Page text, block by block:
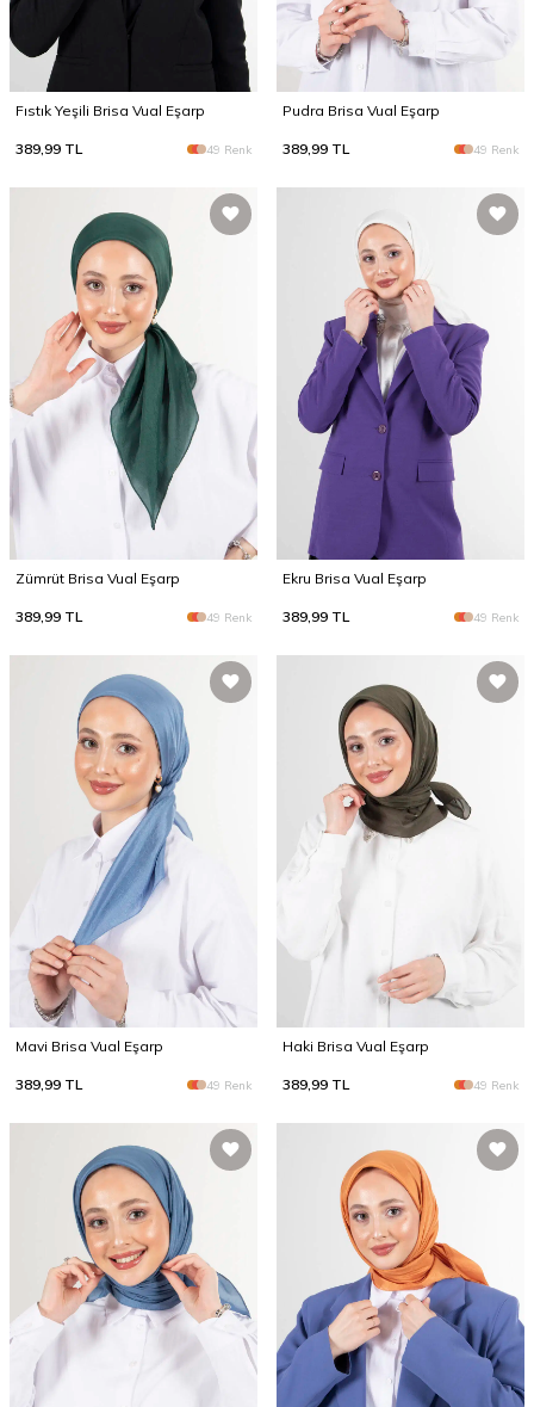
Fıstık Yeşili Brisa Vual Eşarp
389,99 TL 49 Renk
Pudra Brisa Vual Eşarp
389,99 TL 49 Renk
Zümrüt Brisa Vual Eşarp
389,99 TL 49 Renk
Ekru Brisa Vual Eşarp
389,99 TL 49 Renk
Mavi Brisa Vual Eşarp
389,99 TL 49 Renk
Haki Brisa Vual Eşarp
389,99 TL 49 Renk